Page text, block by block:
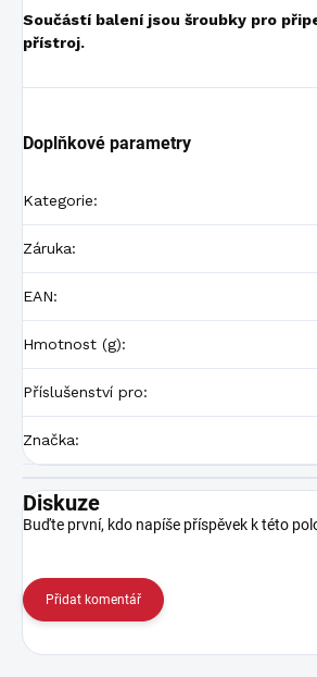
Součástí balení jsou šroubky pro
přístroj.
Doplňkové parametry
Kategorie:
Záruka:
EAN:
Hmotnost (g):
Příslušenství pro:
Značka:
Diskuze
Buďte první, kdo napíše příspěvek k této
Přidat komentář